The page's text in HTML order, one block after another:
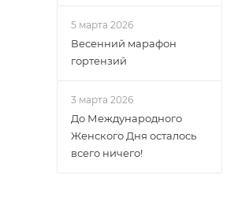
5 марта 2026
Весенний марафон
гортензий
3 марта 2026
До Международного
Женского Дня осталось
всего ничего!